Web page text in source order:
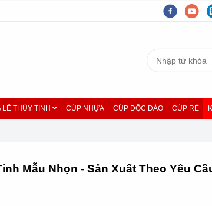
LÊ THỦY TINH CÚP NHỰA CÚP ĐỘC ĐÁO CÚP RẺ
Mẫu Nhọn - Sản Xuất Theo Yêu